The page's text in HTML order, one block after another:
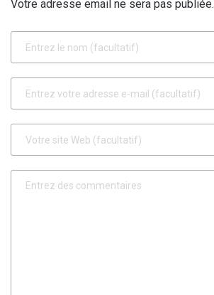
Votre adresse email ne sera pas publiée.